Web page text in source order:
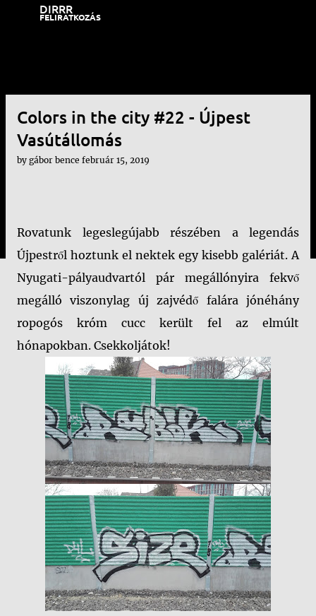
DIRRR
FELIRATKOZÁS
Colors in the city #22 - Újpest
Vasútállomás
by gábor bence február 15, 2019
Rovatunk legeslegújabb részében a legendás
Újpestről hoztunk el nektek egy kisebb galériát. A
Nyugati-pályaudvartól pár megállónyira fekvő
megálló viszonylag új zajvédő falára jónéhány
ropogós króm cucc került fel az elmúlt
hónapokban. Csekkoljátok!